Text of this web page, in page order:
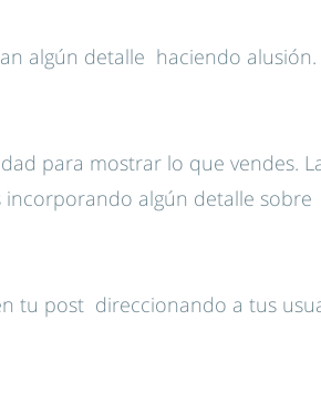
algún detalle haciendo
para mostrar lo que vendes.
algún detalle sobre
tu post direccionando a tus